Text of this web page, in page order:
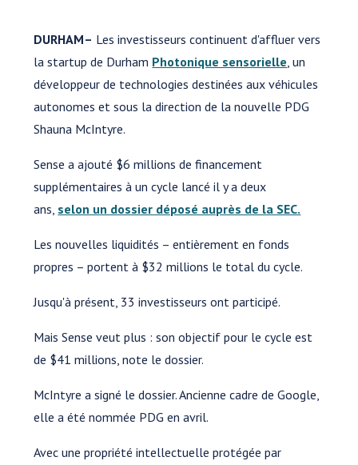
DURHAM– Les investisseurs continuent d'affluer vers
la startup de Durham Photonique sensorielle , un
développeur de technologies destinées aux véhicules
autonomes et sous la direction de la nouvelle PDG
Shauna McIntyre.
Sense a ajouté $6 millions de financement
supplémentaires à un cycle lancé il y a deux
ans, selon un dossier déposé auprès de la SEC.
Les nouvelles liquidités – entièrement en fonds
propres – portent à $32 millions le total du cycle.
Jusqu'à présent, 33 investisseurs ont participé.
Mais Sense veut plus : son objectif pour le cycle est
de $41 millions, note le dossier.
McIntyre a signé le dossier. Ancienne cadre de Google,
elle a été nommée PDG en avril.
Avec une propriété intellectuelle protégée par